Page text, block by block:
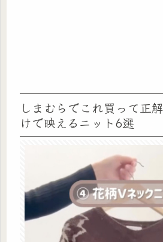
しまむらでこれ買って正
けで映えるニット6選